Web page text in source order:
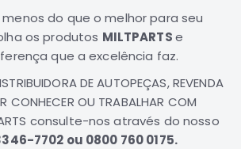
do que o melhor para seu
os produtos MILTPARTSe
que a excelência faz.
DE AUTOPEÇAS, REVENDA
CONHECER OU TRABALHAR COM
consulte-nos através do nosso
7702 ou 0800 760 0175.